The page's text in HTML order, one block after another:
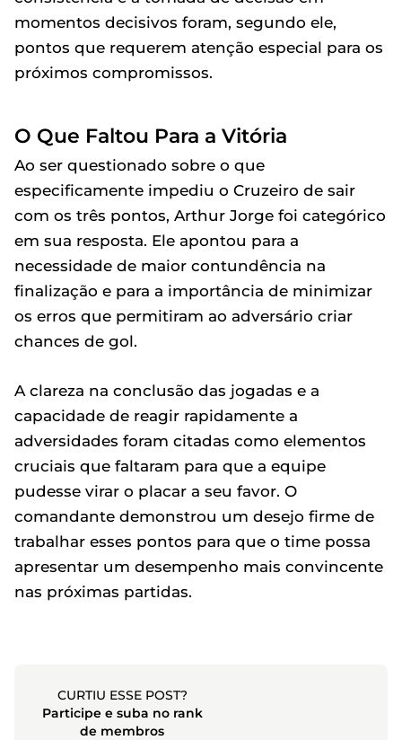
momentos decisivos foram, segundo ele,
pontos que requerem atenção especial para os
próximos compromissos.
O Que Faltou Para a Vitória
Ao ser questionado sobre o que
especificamente impediu o Cruzeiro de sair
com os três pontos, Arthur Jorge foi categórico
em sua resposta. Ele apontou para a
necessidade de maior contundência na
finalização e para a importância de minimizar
os erros que permitiram ao adversário criar
chances de gol.
A clareza na conclusão das jogadas e a
capacidade de reagir rapidamente a
adversidades foram citadas como elementos
cruciais que faltaram para que a equipe
pudesse virar o placar a seu favor. O
comandante demonstrou um desejo firme de
trabalhar esses pontos para que o time possa
apresentar um desempenho mais convincente
nas próximas partidas.
CURTIU ESSE POST?
Participe e suba no rank
de membros